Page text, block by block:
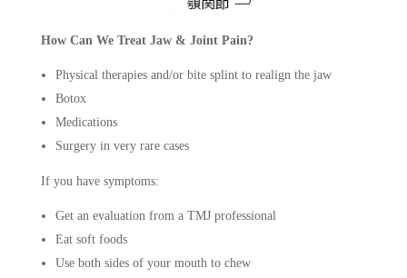
How Can We Treat Jaw & Joint Pain?
Physical therapies and/or bite splint to realign the jaw
Botox
Medications
Surgery in very rare cases
If you have symptoms:
Get an evaluation from a TMJ professional
Eat soft foods
Use both sides of your mouth to chew